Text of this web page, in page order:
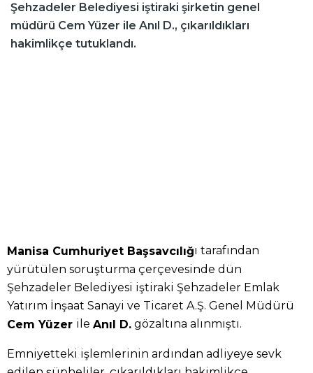
Şehzadeler Belediyesi iştiraki şirketin genel
müdürü Cem Yüzer ile Anıl D., çıkarıldıkları
hakimlikçe tutuklandı.
Manisa Cumhuriyet Başsavcılığı tarafından
yürütülen soruşturma çerçevesinde dün
Şehzadeler Belediyesi iştiraki Şehzadeler Emlak
Yatırım İnşaat Sanayi ve Ticaret A.Ş. Genel Müdürü
Cem Yüzer ile Anıl D. gözaltına alınmıştı.
Emniyetteki işlemlerinin ardından adliyeye sevk